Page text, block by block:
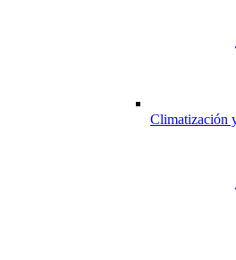
Climatización